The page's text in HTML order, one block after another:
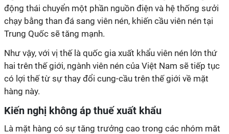
động thái chuyển một phần nguồn điện và hệ thống sưởi
chạy bằng than đá sang viên nén, khiến cầu viên nén tại
Trung Quốc sẽ tăng mạnh.
Như vậy, với vị thế là quốc gia xuất khẩu viên nén lớn thứ
hai trên thế giới, ngành viên nén của Việt Nam sẽ tiếp tục
có lợi thế từ sự thay đổi cung-cầu trên thế giới về mặt
hàng này.
Kiến nghị không áp thuế xuất khẩu
Là mặt hàng có sự tăng trưởng cao trong các nhóm măt